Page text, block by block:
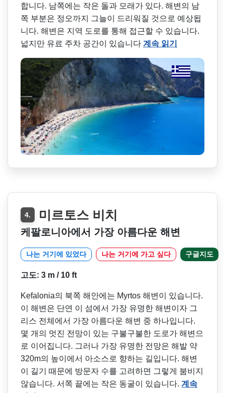
합니다. 남쪽에는 작은 돌과 모래가 있다. 해변의 남
쪽 부분은 정오까지 그늘이 드리워질 것으로 예상됩
니다. 해변은 지역 도로를 통해 접근할 수 있습니다.
넓지만 유료 주차 공간이 있습니다 계속 읽기
4. 미르토스 비치
케팔로니아에서 가장 아름다운 해변
나는 거기에 있었다 나는 거기에 가고 싶다 구글지도
고도: 3 m / 10 ft
Kefalonia의 북쪽 해안에는 Myrtos 해변이 있습니다.
이 해변은 단연 이 섬에서 가장 유명한 해변이자 그
리스 전체에서 가장 아름다운 해변 중 하나입니다.
몇 개의 멋진 전망이 있는 구불구불한 도로가 해변으
로 이어집니다. 그러나 가장 유명한 전망은 해발 약
320m의 높이에서 아소스로 향하는 길입니다. 해변
이 길기 때문에 방문자 수를 고려하면 그렇게 붐비지
않습니다. 서쪽 끝에는 작은 동굴이 있습니다. 계속